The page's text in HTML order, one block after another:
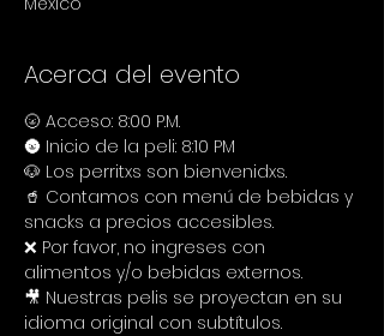
Acerca del evento
🌝 Acceso: 8:00 P.M.
🌚 Inicio de la peli: 8:10 PM
🐶 Los perritxs son bienvenidxs.
🥤 Contamos con menú de bebidas y
snacks a precios accesibles.
❌ Por favor, no ingreses con
alimentos y/o bebidas externos.
🎥 Nuestras pelis se proyectan en su
idioma original con subtítulos.